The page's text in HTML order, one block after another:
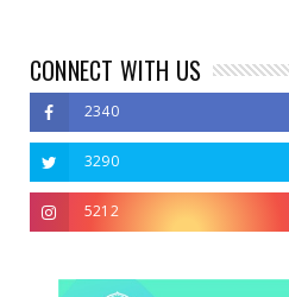
CONNECT WITH US
2340
3290
5212